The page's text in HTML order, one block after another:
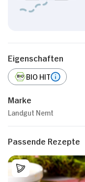
Eigenschaften
BIO HIT
Marke
Landgut Nemt
Passende Rezepte